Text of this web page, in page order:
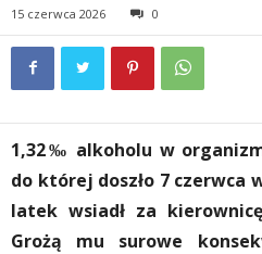
15 czerwca 2026 0
1,32‰ alkoholu w
do której doszło 7 czerwca
latek wsiadł za
Grożą mu surowe